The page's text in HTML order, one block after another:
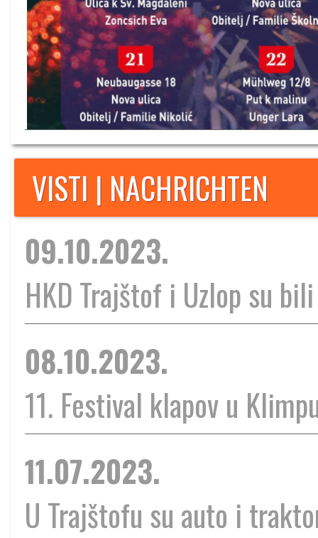
VISTI | NACHRICHTEN
09.10.2023.
HKD Trajštof i Uzlop su
08.10.2023.
11. Festival klapov u
11.07.2023.
U Trajštofu su auto i